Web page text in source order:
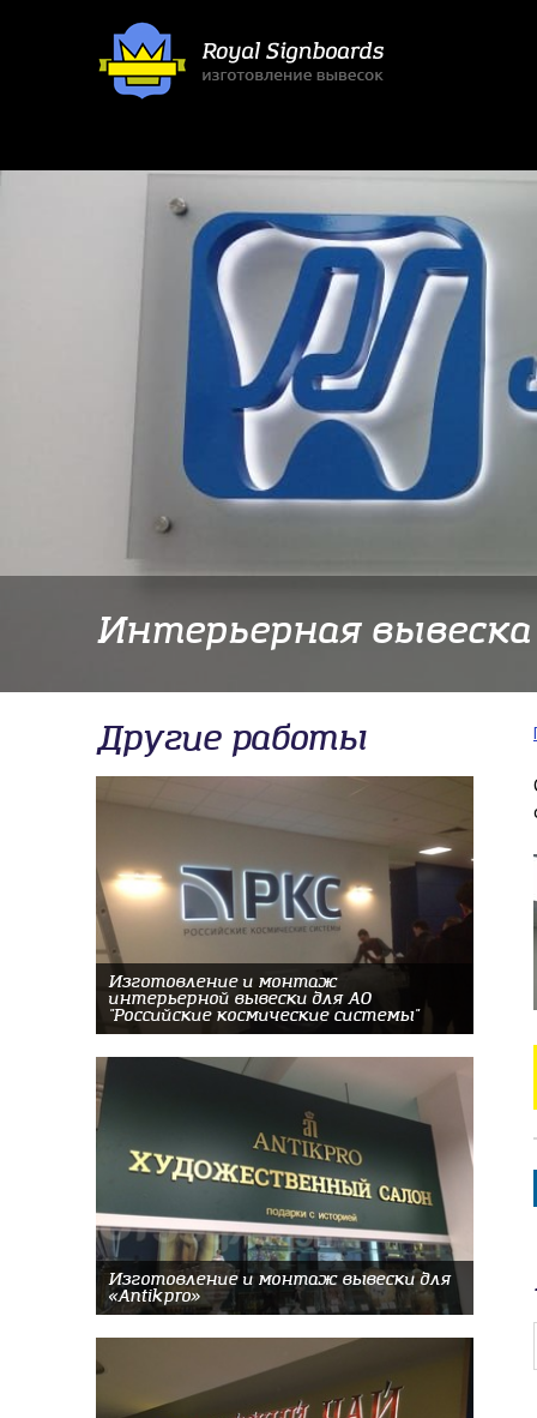
Интерьерная вывеска
Другие работы
Изготовление и монтаж
интерьерной вывески для АО
"Российские космические системы"
Изготовление и монтаж вывески для
«Antikpro»